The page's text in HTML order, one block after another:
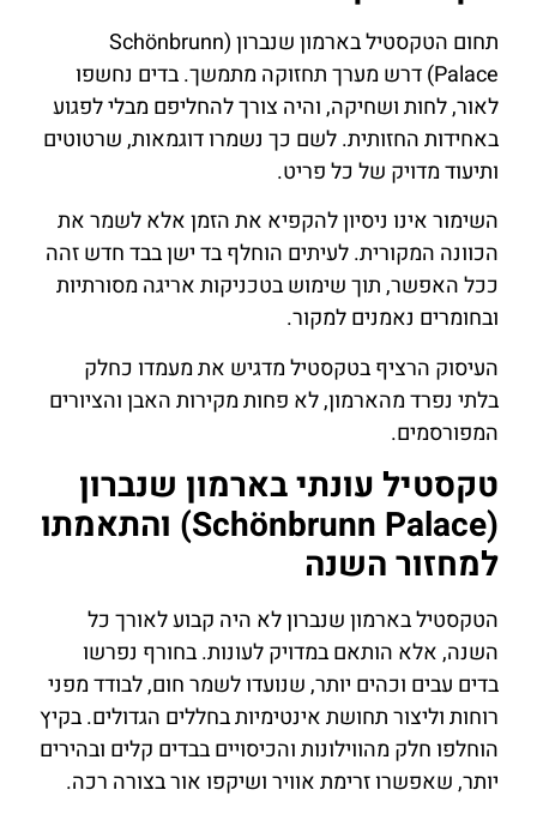
תחום הטקסטיל בארמון שנברון (Schönbrunn
Palace) דרש מערך תחזוקה מתמשך. בדים נחשפו
לאור, לחות ושחיקה, והיה צורך להחליפם מבלי לפגוע
באחידות החזותית. לשם כך נשמרו דוגמאות, שרטוטים
ותיעוד מדויק של כל פריט.
השימור אינו ניסיון להקפיא את הזמן אלא לשמר את
הכוונה המקורית. לעיתים הוחלף בד ישן בבד חדש זהה
ככל האפשר, תוך שימוש בטכניקות אריגה מסורתיות
ובחומרים נאמנים למקור.
העיסוק הרציף בטקסטיל מדגיש את מעמדו כחלק
בלתי נפרד מהארמון, לא פחות מקירות האבן והציורים
המפורסמים.
טקסטיל עונתי בארמון שנברון
(Schönbrunn Palace) והתאמתו
למחזור השנה
הטקסטיל בארמון שנברון לא היה קבוע לאורך כל
השנה, אלא הותאם במדויק לעונות. בחורף נפרשו
בדים עבים וכהים יותר, שנועדו לשמר חום, לבודד מפני
רוחות וליצור תחושת אינטימיות בחללים הגדולים. בקיץ
הוחלפו חלק מהווילונות והכיסויים בבדים קלים ובהירים
יותר, שאפשרו זרימת אוויר ושיקפו אור בצורה רכה.